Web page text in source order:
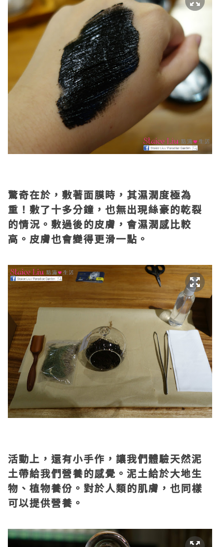
驚奇在於，敷著面膜時，其濕潤度極為
重！敷了十多分鐘，也無出現絲豪的乾裂
的情況。敷過後的皮膚，會濕潤感比較
高。皮膚也會變得更滑一點。
活動上，還有小手作，讓我們體驗天然泥
土帶給我們營養的感覺。泥土給於大地生
物、植物養份。對於人類的肌膚，也同樣
可以提供營養。